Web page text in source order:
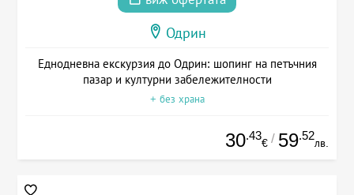
Одрин
Еднодневна екскурзия до Одрин: шопинг на петъчния
пазар и културни забележителности
+ без храна
30.43
€ / 59.52
лв.